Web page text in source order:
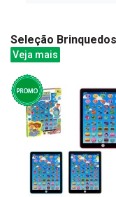
Seleção Brinquedos
Veja mais